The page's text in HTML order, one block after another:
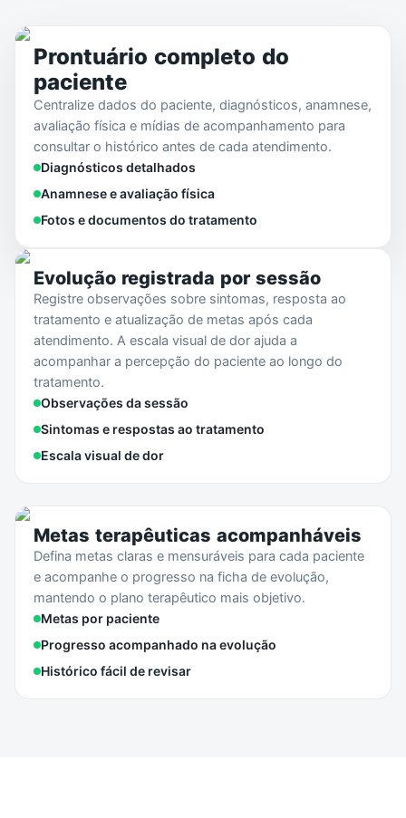
Prontuário completo do
paciente
Centralize dados do paciente, diagnósticos, anamnese,
avaliação física e mídias de acompanhamento para
consultar o histórico antes de cada atendimento.
Diagnósticos detalhados
Anamnese e avaliação física
Fotos e documentos do tratamento
Evolução registrada por sessão
Registre observações sobre sintomas, resposta ao
tratamento e atualização de metas após cada
atendimento. A escala visual de dor ajuda a
acompanhar a percepção do paciente ao longo do
tratamento.
Observações da sessão
Sintomas e respostas ao tratamento
Escala visual de dor
Metas terapêuticas acompanháveis
Defina metas claras e mensuráveis para cada paciente
e acompanhe o progresso na ficha de evolução,
mantendo o plano terapêutico mais objetivo.
Metas por paciente
Progresso acompanhado na evolução
Histórico fácil de revisar